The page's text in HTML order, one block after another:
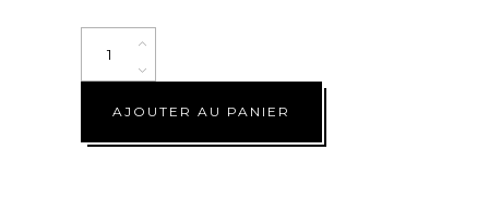
Quantity
AJOUTER AU PANIER